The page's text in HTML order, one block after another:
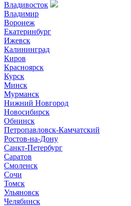
Владивосток
Владимир
Воронеж
Екатеринбург
Ижевск
Калининград
Киров
Красноярск
Курск
Минск
Мурманск
Нижний Новгород
Новосибирск
Обнинск
Петропавловск-Камчатский
Ростов-на-Дону
Санкт-Петербург
Саратов
Смоленск
Сочи
Томск
Ульяновск
Челябинск